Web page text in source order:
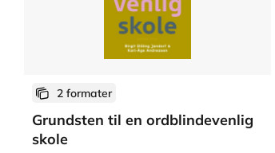
2 formater
Grundsten til en ordblindevenlig
skole